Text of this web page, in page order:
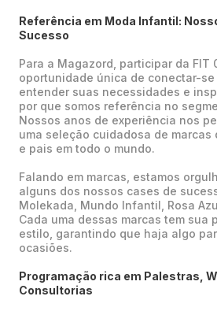
Referência em Moda Infantil:
Sucesso
Para a Magazord, participar da FIT
oportunidade única de conectar-se
entender suas necessidades e
por que somos referência no
Nossos anos de experiência nos
uma seleção cuidadosa de marcas
e pais em todo o mundo.
Falando em marcas, estamos
alguns dos nossos cases de
Molekada, Mundo Infantil, Rosa
Cada uma dessas marcas tem sua
estilo, garantindo que haja algo
ocasiões.
Programação rica em Palestras,
Consultorias